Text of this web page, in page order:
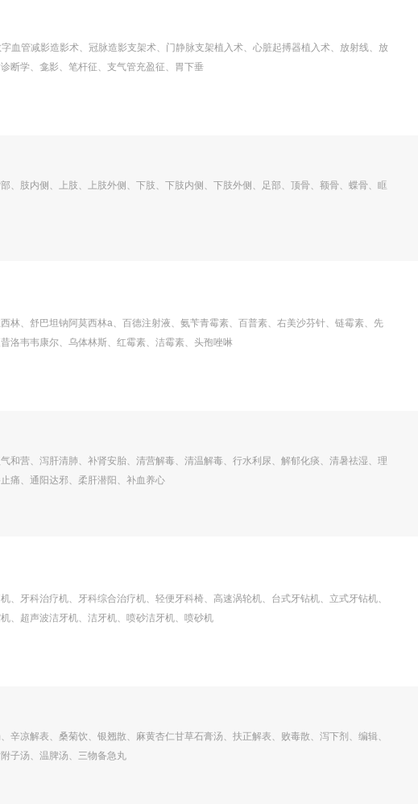
血管减影造影术、冠脉造影支架术、门静脉支架植入术、心脏起搏器植入术、放射线、放
断学、龛影、笔杆征、支气管充盈征、胃下垂
、肢内侧、上肢、上肢外侧、下肢、下肢内侧、下肢外侧、足部、顶骨、额骨、蝶骨、眶
林、舒巴坦钠阿莫西林a、百德注射液、氨苄青霉素、百普素、右美沙芬针、链霉素、先
洛韦韦康尔、乌体林斯、红霉素、洁霉素、头孢唑啉
和营、泻肝清肺、补肾安胎、清营解毒、清温解毒、行水利尿、解郁化痰、清暑祛湿、理
痛、通阳达邪、柔肝潜阳、补血养心
、牙科治疗机、牙科综合治疗机、轻便牙科椅、高速涡轮机、台式牙钻机、立式牙钻机、
、超声波洁牙机、洁牙机、喷砂洁牙机、喷砂机
辛凉解表、桑菊饮、银翘散、麻黄杏仁甘草石膏汤、扶正解表、败毒散、泻下剂、编辑、
子汤、温脾汤、三物备急丸